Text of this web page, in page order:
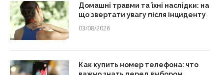
Домашні травми та їхні наслідки: на
що звертати увагу після інциденту
03/08/2026
Как купить номер телефона: что